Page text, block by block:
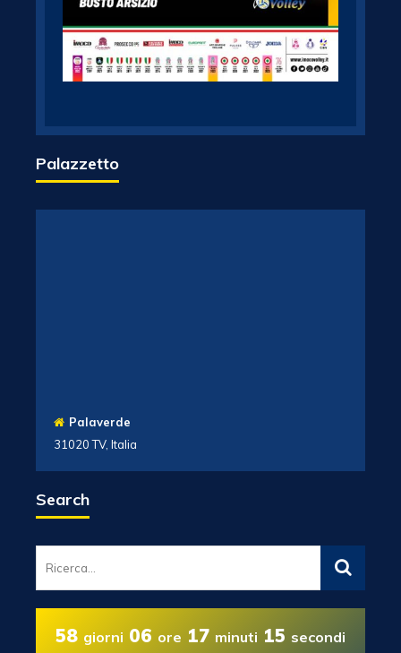
Palazzetto
Palaverde
31020 TV, Italia
Search
58 giorni 06 ore 17 minuti 14 secondi